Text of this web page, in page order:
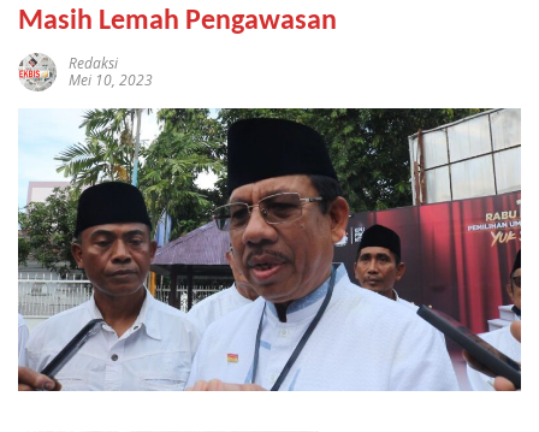
Masih Lemah Pengawasan
Redaksi
Mei 10, 2023